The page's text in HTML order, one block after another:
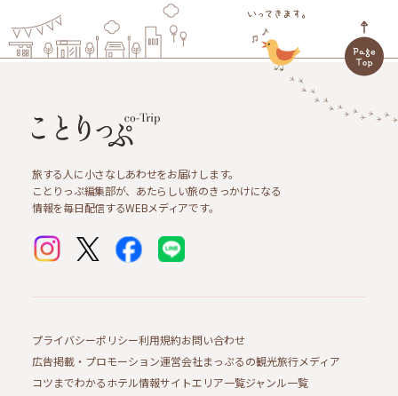
旅する人に小さなしあわせをお届けします。
ことりっぷ編集部が、あたらしい旅のきっかけになる
情報を毎日配信するWEBメディアです。
プライバシーポリシー利用規約お問い合わせ
広告掲載・プロモーション運営会社まっぷるの観光旅行メディア
コツまでわかるホテル情報サイトエリア一覧ジャンル一覧